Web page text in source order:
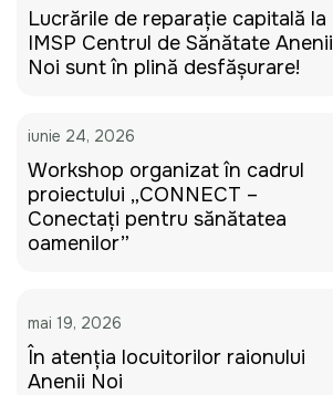
Lucrările de reparație capitală la
IMSP Centrul de Sănătate Anenii
Noi sunt în plină desfășurare!
iunie 24, 2026
Workshop organizat în cadrul
proiectului „CONNECT –
Conectați pentru sănătatea
oamenilor”
mai 19, 2026
În atenția locuitorilor raionului
Anenii Noi